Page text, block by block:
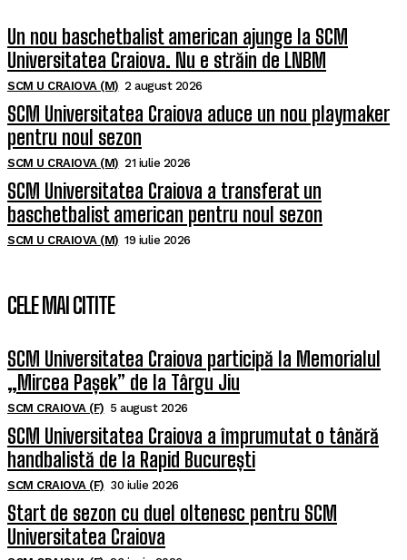
Un nou baschetbalist american ajunge la SCM
Universitatea Craiova. Nu e străin de LNBM
SCM U CRAIOVA (M) 2 august 2026
SCM Universitatea Craiova aduce un nou playmaker
pentru noul sezon
SCM U CRAIOVA (M) 21 iulie 2026
SCM Universitatea Craiova a transferat un
baschetbalist american pentru noul sezon
SCM U CRAIOVA (M) 19 iulie 2026
CELE MAI CITITE
SCM Universitatea Craiova participă la Memorialul
„Mircea Pașek” de la Târgu Jiu
SCM CRAIOVA (F) 5 august 2026
SCM Universitatea Craiova a împrumutat o tânără
handbalistă de la Rapid București
SCM CRAIOVA (F) 30 iulie 2026
Start de sezon cu duel oltenesc pentru SCM
Universitatea Craiova